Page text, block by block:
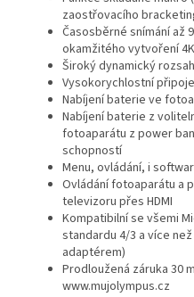
zaostřovacího
Časosběrné snímání až
okamžitého vytvoření
Široký dynamický
Vysokorychlostní
Nabíjení baterie ve
Nabíjení baterie z
fotoaparátu z power
schopností
Menu, ovládání, i
Ovládání fotoaparátu a
televizoru přes HDMI
Kompatibilní se všemi
standardu 4/3 a více
adaptérem)
Prodloužená záruka 30
www.mujolympus.cz